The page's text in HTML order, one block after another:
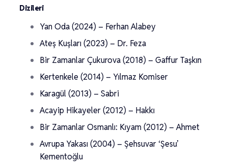
Dizileri
Yan Oda (2024) – Ferhan Alabey
Ateş Kuşları (2023) – Dr. Feza
Bir Zamanlar Çukurova (2018) – Gaffur Taşkın
Kertenkele (2014) – Yılmaz Komiser
Karagül (2013) – Sabri
Acayip Hikayeler (2012) – Hakkı
Bir Zamanlar Osmanlı: Kıyam (2012) – Ahmet
Avrupa Yakası (2004) – Şehsuvar ‘Şesu’
Kementoğlu